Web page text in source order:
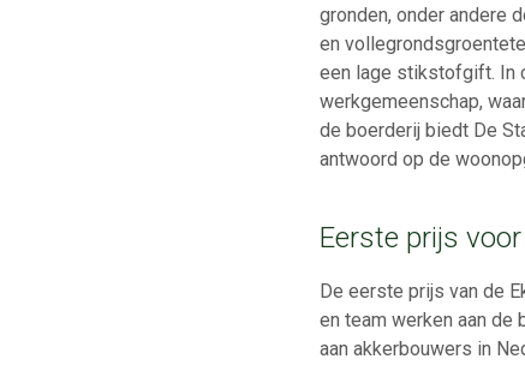
gronden, onder andere
en
een lage stikstofgift. In
werkgemeenschap,
de boerderij biedt De
antwoord op de
Eerste prijs
De eerste prijs van de
en team werken aan de
aan akkerbouwers in